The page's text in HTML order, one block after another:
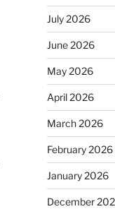
July 2026
June 2026
May 2026
April 2026
March 2026
February 2026
January 2026
December